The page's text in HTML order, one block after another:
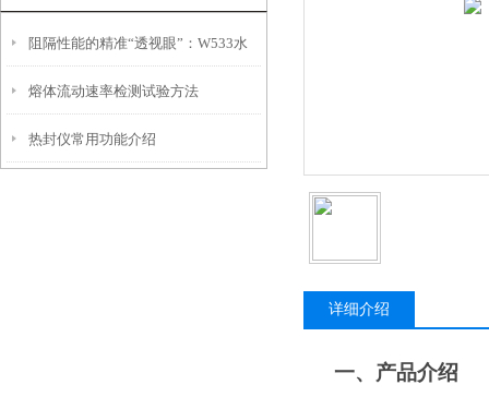
阻隔性能的精准“透视眼”：W533水
汽透过率测试仪功能解析
熔体流动速率检测试验方法
热封仪常用功能介绍
详细介绍
一、 产品介绍